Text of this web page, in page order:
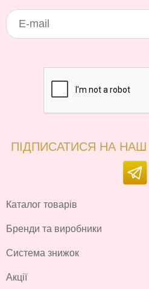
ПІДПИСАТИСЯ НА НАШ
Каталог товарів
Бренди та виробники
Система знижок
Акції